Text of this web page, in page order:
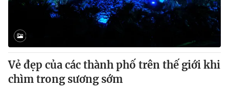
Vẻ đẹp của các thành phố trên thế giới khi
chìm trong sương sớm